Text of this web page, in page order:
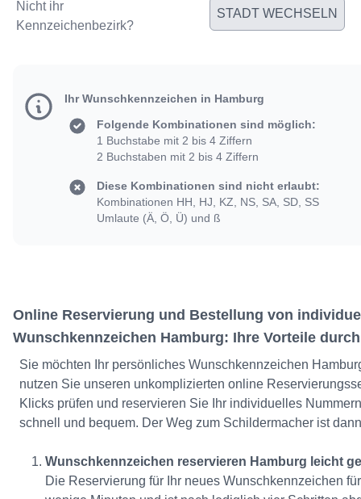
Nicht ihr
Kennzeichenbezirk?
STADT WECHSELN
Ihr Wunschkennzeichen in Hamburg
Folgende Kombinationen sind möglich:
1 Buchstabe mit 2 bis 4 Ziffern
2 Buchstaben mit 2 bis 4 Ziffern
Diese Kombinationen sind nicht erlaubt:
Kombinationen HH, HJ, KZ, NS, SA, SD, SS
Umlaute (Ä, Ö, Ü) und ß
Online Reservierung und Bestellung von
Wunschkennzeichen Hamburg: Ihre Vorteile
Sie möchten Ihr persönliches Wunschkennzeichen
nutzen Sie unseren unkomplizierten online
Klicks prüfen und reservieren Sie Ihr individuelles
schnell und bequem. Der Weg zum Schildermacher ist
Wunschkennzeichen reservieren Hamburg leicht
Die Reservierung für Ihr neues Wunschkennzeichen